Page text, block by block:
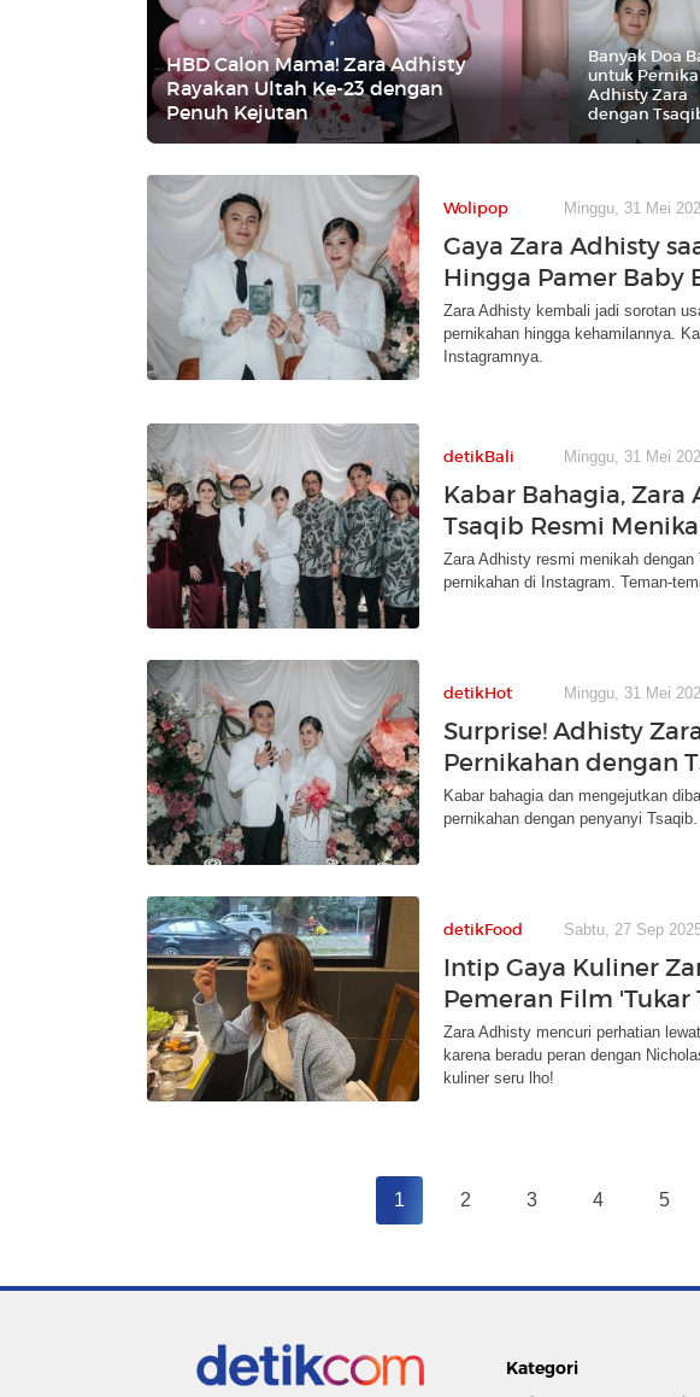
HBD Calon Mama! Zara Adhisty
Rayakan Ultah Ke-23 dengan
Penuh Kejutan
Banyak Doa
untuk
Adhisty Zara
dengan
Wolipop Minggu, 31 Mei
Gaya Zara Adhisty
Hingga Pamer Baby
Zara Adhisty kembali jadi sorotan
pernikahan hingga kehamilannya.
Instagramnya.
detikBali Minggu, 31 Mei
Kabar Bahagia, Zara
Tsaqib Resmi
Zara Adhisty resmi menikah
pernikahan di Instagram. Teman-
detikHot Minggu, 31 Mei
Surprise! Adhisty
Pernikahan dengan
Kabar bahagia dan mengejutkan
pernikahan dengan penyanyi Tsaqib.
detikFood Sabtu, 27 Sep
Intip Gaya Kuliner
Pemeran Film 'Tukar
Zara Adhisty mencuri perhatian
karena beradu peran dengan
kuliner seru lho!
1 2 3 4 5
Kategori